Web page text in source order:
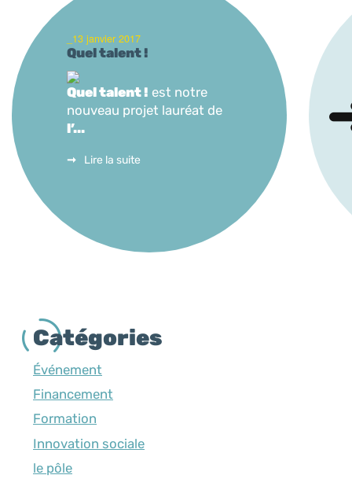
_13 janvier 2017
Quel talent !
Quel talent ! est notre
nouveau projet lauréat de
l’...
Lire la suite
Catégories
Événement
Financement
Formation
Innovation sociale
le pôle